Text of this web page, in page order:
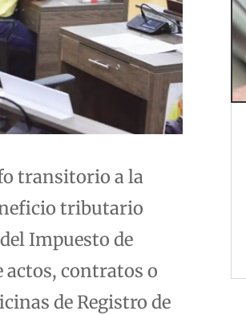
transitorio a la
tributario
Impuesto de
actos, contratos o
de Registro de